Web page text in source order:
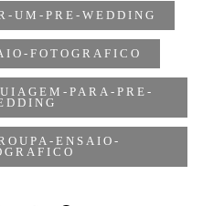
UM-PRE-WEDDING
FOTOGRAFICO
PARA-PRE-
ENSAIO-